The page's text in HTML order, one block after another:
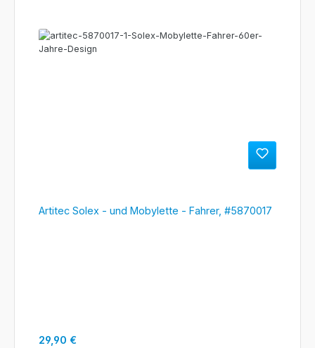
Artitec Solex - und Mobylette - Fahrer, #5870017
Regulärer Preis:
29,90 €